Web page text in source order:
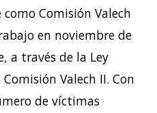
Comisión Valech
en noviembre de
a través de la Ley
Valech II. Con
de víctimas